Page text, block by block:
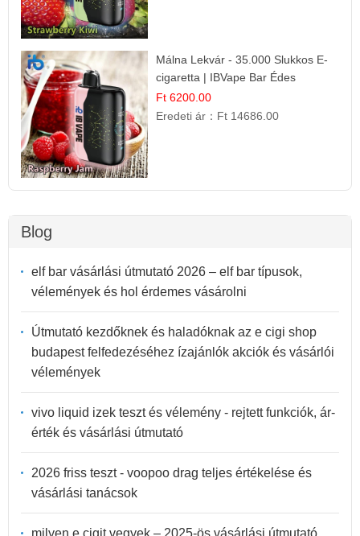
Málna Lekvár - 35.000 Slukkos E-
cigaretta | IBVape Bar Édes
Gyümölcs Íz
Ft 6200.00
Eredeti ár： Ft 14686.00
Blog
elf bar vásárlási útmutató 2026 – elf bar típusok,
vélemények és hol érdemes vásárolni
Útmutató kezdőknek és haladóknak az e cigi shop
budapest felfedezéséhez ízajánlók akciók és vásárlói
vélemények
vivo liquid izek teszt és vélemény - rejtett funkciók, ár-
érték és vásárlási útmutató
2026 friss teszt - voopoo drag teljes értékelése és
vásárlási tanácsok
milyen e cigit vegyek – 2025-ös vásárlási útmutató,